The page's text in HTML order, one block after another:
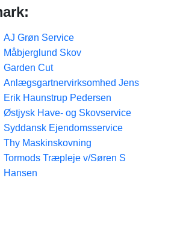
AJ Grøn Service
Måbjerglund Skov
Garden Cut
Anlægsgartnervirksomhed Jens
Erik Haunstrup Pedersen
Østjysk Have- og Skovservice
Syddansk Ejendomsservice
Thy Maskinskovning
Tormods Træpleje v/Søren S
Hansen